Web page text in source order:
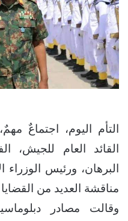
التأم اليوم، اجتماعٌ
القائد العام للجيش،
البرهان، ورئيس
مناقشة العديد من
وقالت مصادر